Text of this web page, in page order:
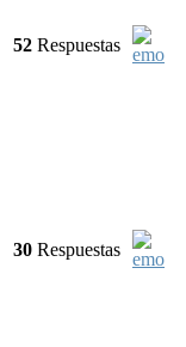
52 Respuestas
30 Respuestas